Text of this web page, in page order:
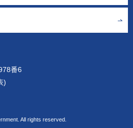
番6
)
All rights reserved.